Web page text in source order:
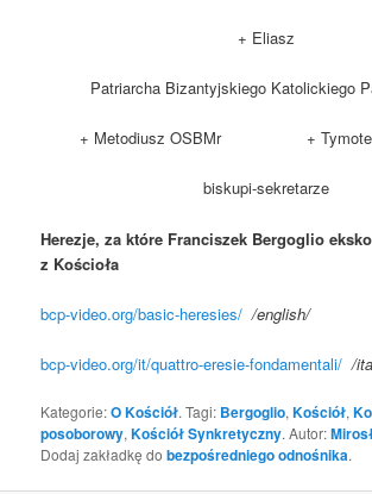
+ Eliasz
Patriarcha Bizantyjskiego Katolickiego
+ Metodiusz OSBMr +
biskupi-sekretarze
Herezje, za które Franciszek Bergoglio
z Kościoła
bcp-video.org/basic-heresies/ /english/
bcp-video.org/it/quattro-eresie-fondamentali/ /
Kategorie:O Kościół. Tagi: Bergoglio,Kościół,
posoborowy,Kościół Synkretyczny. Autor:
Dodaj zakładkę dobezpośredniego odnośnika.